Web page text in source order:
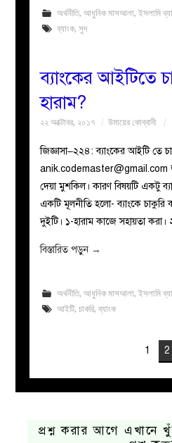
অর্থনীতি, আধুনিক মাসআলা, ইসলামি
ব্যাংক, সুদ
ব্যাংকের আইটিতে
হারাম?
২২ অক্টোবর, ২০১৭ উমায়ের কোব্বাদী
জিজ্ঞাসা–২২৪: ব্যাংকের আইটি তে
anik.codemaster@gmail.com
দেয়া মুশকিল। কারণ বিষয়টি একটু
একটি মূলনীতি হলো- ব্যাংকে চাকুরি
দুইটি। ১-হারাম কাজে সহায়তা
বিস্তারিত পড়ুন →
অর্থনীতি, আধুনিক মাসআলা, ইসলামি
আইটি, চাকরি, ব্যাংক
1 2
প্রশ্ন করার আগে এখানে